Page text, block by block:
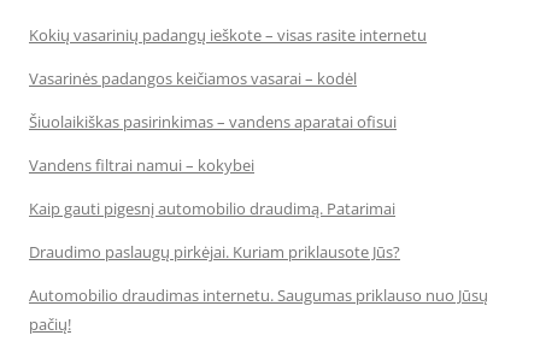
Kokių vasarinių padangų ieškote – visas rasite internetu
Vasarinės padangos keičiamos vasarai – kodėl
Šiuolaikiškas pasirinkimas – vandens aparatai ofisui
Vandens filtrai namui – kokybei
Kaip gauti pigesnį automobilio draudimą. Patarimai
Draudimo paslaugų pirkėjai. Kuriam priklausote Jūs?
Automobilio draudimas internetu. Saugumas priklauso nuo Jūsų
pačių!